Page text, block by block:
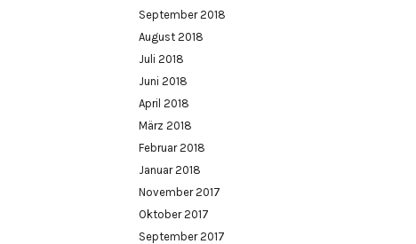
September 2018
August 2018
Juli 2018
Juni 2018
April 2018
März 2018
Februar 2018
Januar 2018
November 2017
Oktober 2017
September 2017